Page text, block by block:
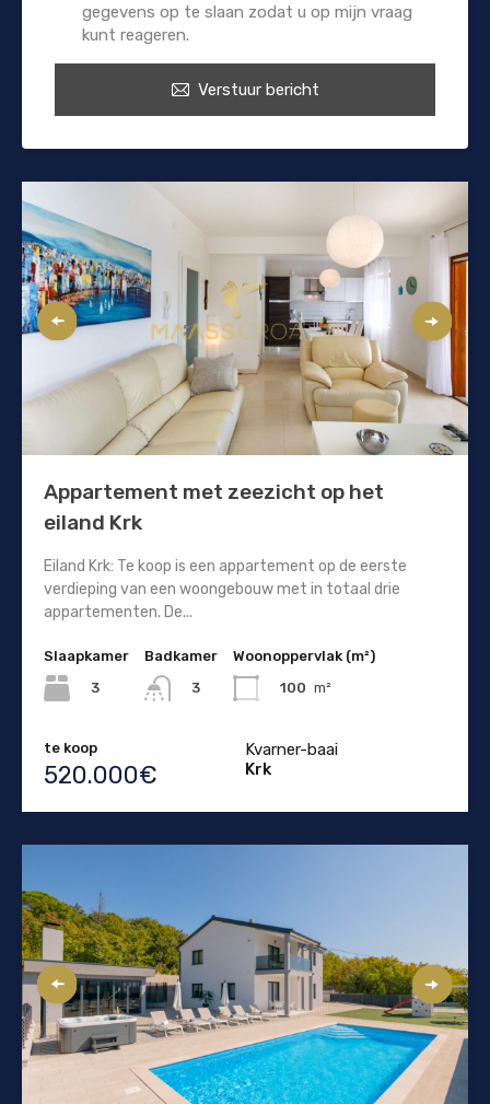
gegevens op te slaan zodat u op mijn vraag
kunt reageren.
Verstuur bericht
Appartement met zeezicht op het
eiland Krk
Eiland Krk: Te koop is een appartement op de eerste
verdieping van een woongebouw met in totaal drie
appartementen. De...
Slaapkamer
3
Badkamer
3
Woonoppervlak (m²)
100 m²
te koop
520.000€
Kvarner-baai
Krk